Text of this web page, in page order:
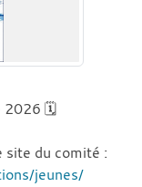
2026 🗓️
site du comité :
jeunes/